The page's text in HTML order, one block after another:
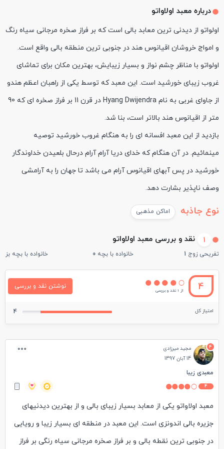
درباره معبد اولاواتو
اولواتو از دیدنی ترین معابد بالی است که بر فراز صخره مرجانی سیاه رنگ
و امواج خروشان اقیانوس هند در جنوبی ترین منطقه بالی واقع است.
اولواتو با مناظر چشم نواز و بسیار زیبایش، بهترین مکان برای تماشای
غروب زیبای خورشید است. این معبد که توسط یکی از راهبان اعظم هندو
از جاوای غربی به نام Hyang Dwijendra در قرن 11 بر فراز صخره ای که 90
متر از اقیانوس هند بالاتر است، بنا شد.
بازدید از این معبد افسانه ای را به هنگام غروب خورشید توصیه
مینمائیم. در آن هنگام که خدای دریا آرام آرام درحال بلعیدن خداوندگار
خورشید در پس آبهای اقیانوس آرام می باشد تا جهان را به آرامشی
وصف ناپذیر بشارت دهد.
نوع جاذبه اماکن مذهبی
1 نقد و بررسی معبد اولاواتو
تفریحی زوج 1 خانواده با بچه 0 خانواده با بچه
4 از 1 نقد و بررسی
نوشتن نقد و بررسی
امتیاز کل 4
4
مجید میرزادی
14 آبان 1397
معبدی زیبا
4
معبد اولاواتو یکی از معابد بسیار زیبای بالی و از بهترین دیدنیهای
جزیره بالی اندونزی است. این معبد در منطقه ای بسیار زیبا و رویایی
در جنوبی ترین نقطه بالی و بر فراز صخره مرجانی سیاه رنگی بر فراز